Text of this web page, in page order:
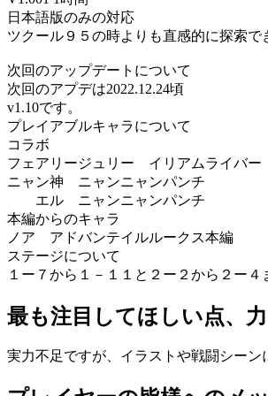
日本語版のみの対応
ツクール９５の時よりも直感的に探索
次回のアップデートについて
次回のアプデは2022.12.24頃
v1.10です。
プレイアブルキャラについて
コラボ
フェアリージュリー イリアムライバー
ニャン神 ニャンニャンパンチ
エル ニャンニャンパンチ
本編からのキャラ
ノア アドバンテイルルークス本編
ステージについて
１ー７から１－１１と２ー２から２ー４
最も注目してほしい点、
実力不足ですが、イラストや戦闘シー